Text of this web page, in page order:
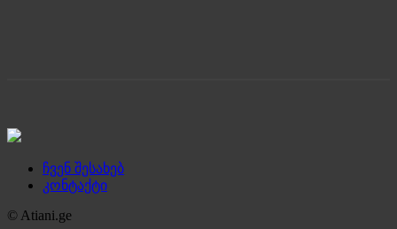
ჩვენ შესახებ
კონტაქტი
© Atiani.ge